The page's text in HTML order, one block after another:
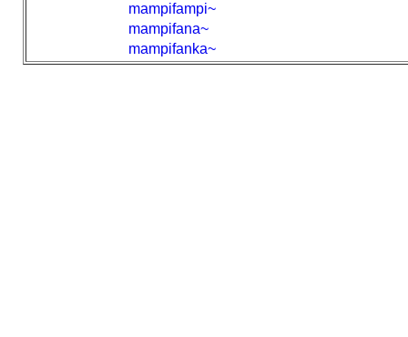
mampifampi~
mampifana~
mampifanka~